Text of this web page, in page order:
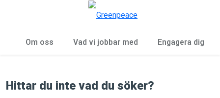
Om oss Vad vi jobbar med Engagera dig
Hittar du inte vad du söker?